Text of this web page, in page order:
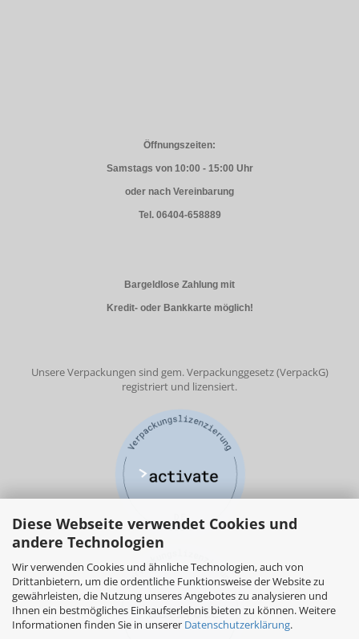
Diese Webseite verwendet Cookies und
andere Technologien
Wir verwenden Cookies und ähnliche Technologien, auch von
Drittanbietern, um die ordentliche Funktionsweise der Website zu
gewährleisten, die Nutzung unseres Angebotes zu analysieren und
Ihnen ein bestmögliches Einkaufserlebnis bieten zu können. Weitere
Informationen finden Sie in unserer Datenschutzerklärung.
Öffnungszeiten:
Samstags von 10:00 - 15:00 Uhr
oder nach Vereinbarung
Tel. 06404-658889
Bargeldlose Zahlung mit
Kredit- oder Bankkarte möglich!
Unsere Verpackungen sind gem. Verpackunggesetz (VerpackG)
registriert und lizensiert.